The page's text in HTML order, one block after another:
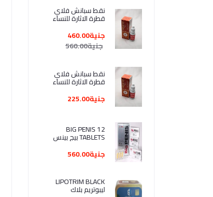
نقط سبانش فلاي
قطرة الاثارة للنساء
Fliege
جنية460.00
جنية560.00
نقط سبانش فلاي
قطرة الاثارة للنساء
جنية225.00
BIG PENIS 12
TABLETS بيج بينس
لعلاج المشاكل
الجنسية عند الرجال علبة
+ علبة هدية
جنية560.00
LIPOTRIM BLACK
ليبوتريم بلاك